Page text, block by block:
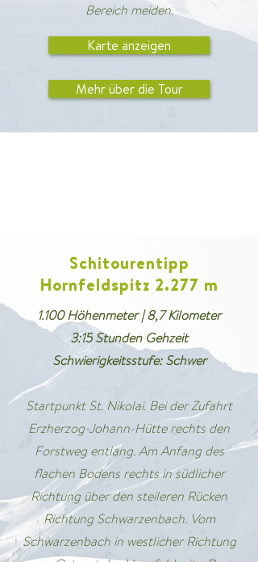
Bereich meiden.
Karte anzeigen
Mehr über die Tour
Schitourentipp
Hornfeldspitz 2.277 m
1.100 Höhenmeter | 8,7 Kilometer
3:15 Stunden Gehzeit
Schwierigkeitsstufe: Schwer
Startpunkt St. Nikolai. Bei der Zufahrt
Erzherzog-Johann-Hütte rechts den
Forstweg entlang. Am Anfang des
flachen Bodens rechts in südlicher
Richtung über den steileren Rücken
Richtung Schwarzenbach. Vom
Schwarzenbach in westlicher Richtung